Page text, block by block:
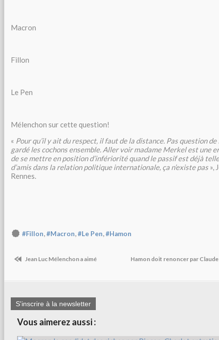
Macron
Fillon
Le Pen
Mélenchon sur cette question!
« Pour qu’il y ait du respect, il faut de la distance. Pas question de
gardé les cochons ensemble. Aller voir madame Merkel est une
de se mettre en position d’infériorité quand le passif est déjà
d’amis dans la relation politique internationale, ça n’existe pas »,
Rennes.
#Fillon,#Macron,#Le Pen,#Hamon
Jean Luc Mélenchon a aimé Hamon doit renoncer par
S'inscrire à la newsletter
Vous aimerez aussi :